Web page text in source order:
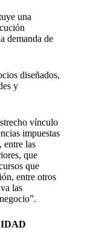
una
demanda de
diseñados,
y
vínculo
impuestas
entre las
que
que
entre otros
las